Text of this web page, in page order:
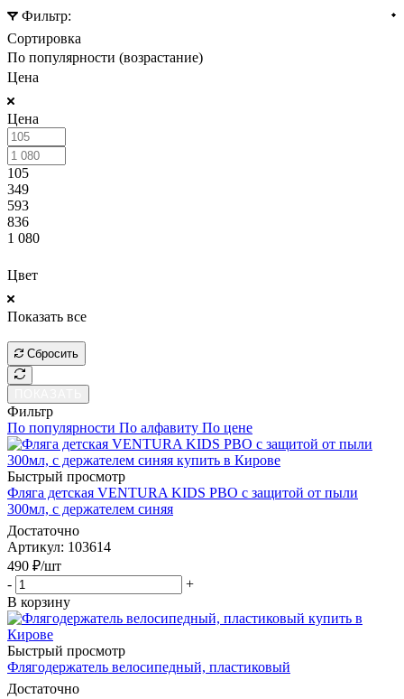
Фильтр:
Сортировка
По популярности (возрастание)
Цена
Цена
105
349
593
836
1 080
Цвет
Показать все
Сбросить
Фильтр
По популярности По алфавиту По цене
Быстрый просмотр
Фляга детская VENTURA KIDS PBO с защитой от пыли
300мл, с держателем синяя
Достаточно
Артикул: 103614
490 ₽/шт
-
+
В корзину
Быстрый просмотр
Флягодержатель велосипедный, пластиковый
Достаточно